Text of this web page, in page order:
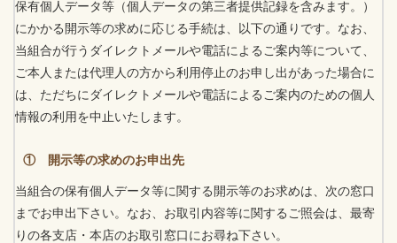
保有個人データ等（個人データの第三者提供記録を含みます。）
にかかる開示等の求めに応じる手続は、以下の通りです。なお、
当組合が行うダイレクトメールや電話によるご案内等について、
ご本人または代理人の方から利用停止のお申し出があった場合に
は、ただちにダイレクトメールや電話によるご案内のための個人
情報の利用を中止いたします。
① 開示等の求めのお申出先
当組合の保有個人データ等に関する開示等のお求めは、次の窓口
までお申出下さい。なお、お取引内容等に関するご照会は、最寄
りの各支店・本店のお取引窓口にお尋ね下さい。